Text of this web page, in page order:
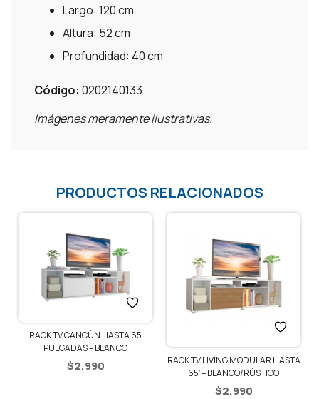
Largo: 120 cm
Altura: 52 cm
Profundidad: 40 cm
Código: 0202140133
Imágenes meramente ilustrativas.
PRODUCTOS RELACIONADOS
RACK TV CANCÚN HASTA 65
PULGADAS – BLANCO
$2.990
RACK TV LIVING MODULAR HASTA
65′ – BLANCO/RÚSTICO
$2.990